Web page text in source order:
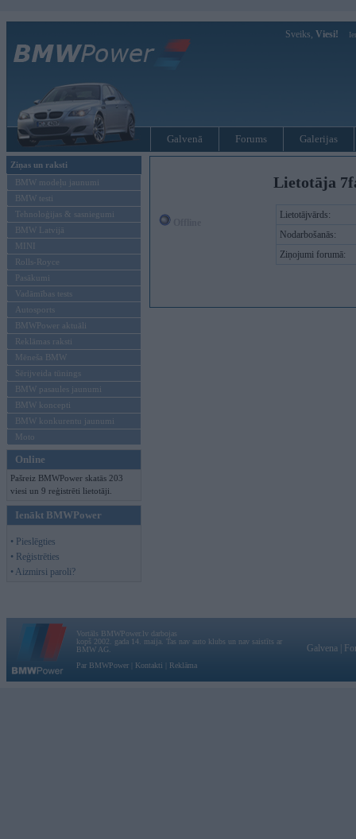
Sveiks, Viesi!
Galvenā Forums Galerijas
Ziņas un raksti
BMW modeļu jaunumi
BMW testi
Tehnoloģijas & sasniegumi
BMW Latvijā
MINI
Rolls-Royce
Pasākumi
Vadāmības tests
Autosports
BMWPower aktuāli
Reklāmas raksti
Mēneša BMW
Sērijveida tūnings
BMW pasaules jaunumi
BMW koncepti
BMW konkurentu jaunumi
Moto
Online
Pašreiz BMWPower skatās 203
viesi un 9 reģistrēti lietotāji.
Ienākt BMWPower
• Pieslēgties
• Reģistrēties
• Aizmirsi paroli?
Lietotāja
Lietotājvārds:
Nodarbošanās:
Ziņojumi forumā:
Vortāls BMWPower.lv darbojas
kopš 2002. gada 14. maija. Tas nav auto klubs un nav saistīts ar
BMW AG.
Par BMWPower
Kontakti Reklāma
Galvena